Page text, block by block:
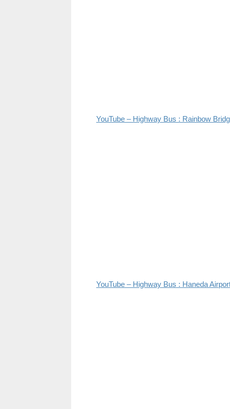
YouTube – Highway Bus : Rainbow
YouTube – Highway Bus : Haneda